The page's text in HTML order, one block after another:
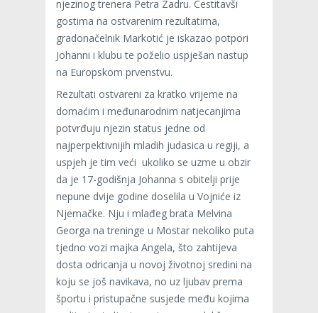
njezinog trenera Petra Zadru. Čestitavši
gostima na ostvarenim rezultatima,
gradonačelnik Markotić je iskazao potpori
Johanni i klubu te poželio uspješan nastup
na Europskom prvenstvu.
Rezultati ostvareni za kratko vrijeme na
domaćim i međunarodnim natjecanjima
potvrđuju njezin status jedne od
najperpektivnijih mladih judasica u regiji, a
uspjeh je tim veći ukoliko se uzme u obzir
da je 17-godišnja Johanna s obitelji prije
nepune dvije godine doselila u Vojniće iz
Njemačke. Nju i mlađeg brata Melvina
Georga na treninge u Mostar nekoliko puta
tjedno vozi majka Angela, što zahtijeva
dosta odricanja u novoj životnoj sredini na
koju se još navikava, no uz ljubav prema
športu i pristupačne susjede među kojima